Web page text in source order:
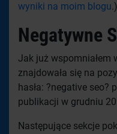
wyniki na moim blogu.)
Negatywne
Jak już wspomniałem
znajdowała się na
hasła: ?negative seo?
publikacji w grudniu
Następujące sekcje